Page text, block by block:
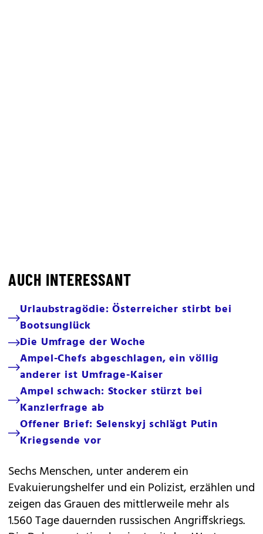
AUCH INTERESSANT
Urlaubstragödie: Österreicher stirbt bei
Bootsunglück
Die Umfrage der Woche
Ampel-Chefs abgeschlagen, ein völlig
anderer ist Umfrage-Kaiser
Ampel schwach: Stocker stürzt bei
Kanzlerfrage ab
Offener Brief: Selenskyj schlägt Putin
Kriegsende vor
Sechs Menschen, unter anderem ein
Evakuierungshelfer und ein Polizist, erzählen und
zeigen das Grauen des mittlerweile mehr als
1.560 Tage dauernden russischen Angriffskriegs.